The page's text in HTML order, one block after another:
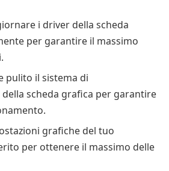
i driver della scheda
per garantire il massimo
pulito il sistema di
scheda grafica per garantire
grafiche del tuo
per ottenere il massimo delle